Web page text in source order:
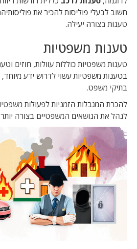
חשוב לבעלי פוליסות להכיר את
טענות בצורה יעילה.
טענות משפטיות
טענות משפטיות כוללות עוולות, חוזים
בטענות משפטיות עשוי לדרוש ידע
בתיקי משפט.
להכרת המגבלות הזמניות לפעולות
לנהל את הנושאים המשפטיים בצורה יותר